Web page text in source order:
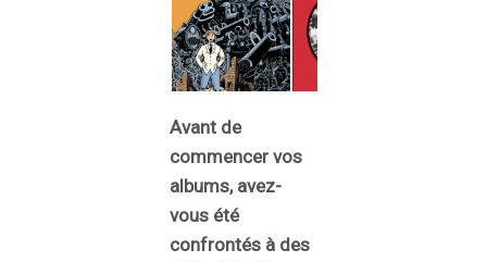
Avant de
commencer vos
albums, avez-
vous été
confrontés à des